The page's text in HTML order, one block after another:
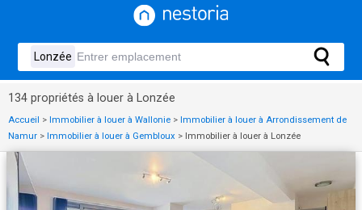
134 propriétés à louer à Lonzée
Accueil > Immobilier à louer à Wallonie > Immobilier à louer à Arrondissement de
Namur > Immobilier à louer à Gembloux > Immobilier à louer à Lonzée